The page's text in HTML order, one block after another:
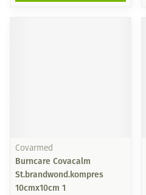
Covarmed
Burncare Covacalm
St.brandwond.kompres
10cmx10cm 1